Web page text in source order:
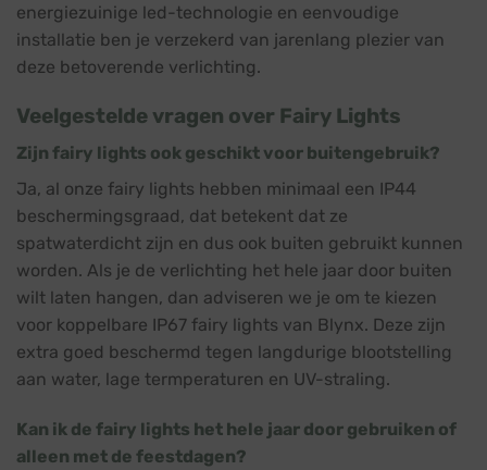
energiezuinige led-technologie en eenvoudige
installatie ben je verzekerd van jarenlang plezier van
deze betoverende verlichting.
Veelgestelde vragen over Fairy Lights
Zijn fairy lights ook geschikt voor buitengebruik?
Ja, al onze fairy lights hebben minimaal een IP44
beschermingsgraad, dat betekent dat ze
spatwaterdicht zijn en dus ook buiten gebruikt kunnen
worden. Als je de verlichting het hele jaar door buiten
wilt laten hangen, dan adviseren we je om te kiezen
voor koppelbare IP67 fairy lights van Blynx. Deze zijn
extra goed beschermd tegen langdurige blootstelling
aan water, lage termperaturen en UV-straling.
Kan ik de fairy lights het hele jaar door gebruiken of
alleen met de feestdagen?